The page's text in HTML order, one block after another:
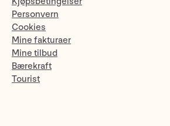
Personvern
Cookies
Mine fakturaer
Mine tilbud
Bærekraft
Tourist